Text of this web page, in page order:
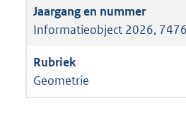
Informatieobject 2026, 7476
Geometrie